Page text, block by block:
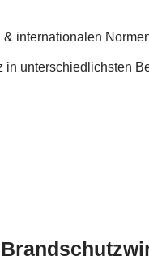
internationalen
in unterschiedlichsten